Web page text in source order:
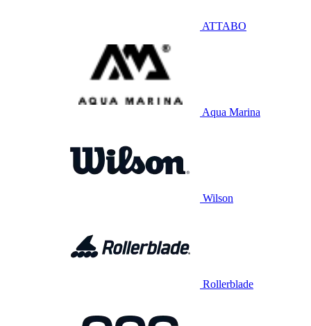
ATTABO
Aqua Marina
Wilson
Rollerblade